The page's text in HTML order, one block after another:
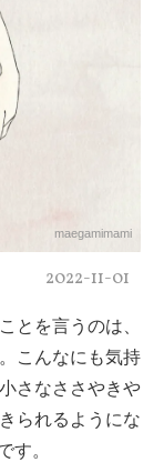
maegamimami
2022-11-01
とを言うのは、
こんなにも気持
さなささやきや
られるようにな
す。